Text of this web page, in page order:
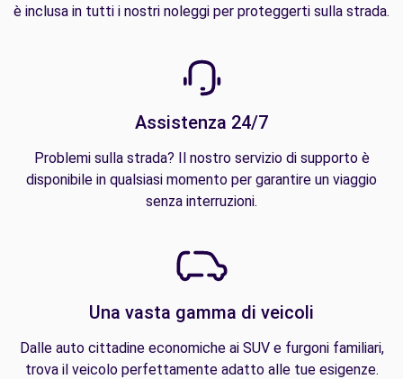
è inclusa in tutti i nostri noleggi per proteggerti sulla strada.
Assistenza 24/7
Problemi sulla strada? Il nostro servizio di supporto è
disponibile in qualsiasi momento per garantire un viaggio
senza interruzioni.
Una vasta gamma di veicoli
Dalle auto cittadine economiche ai SUV e furgoni familiari,
trova il veicolo perfettamente adatto alle tue esigenze.